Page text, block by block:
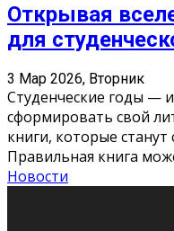
Открывая
для
3 Мар 2026, Вторник
Студенческие годы —
сформировать свой
книги, которые
Правильная книга
Новости